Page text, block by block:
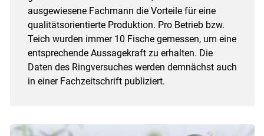
ausgewiesene Fachmann die Vorteile für eine
qualitätsorientierte Produktion. Pro Betrieb bzw.
Teich wurden immer 10 Fische gemessen, um eine
entsprechende Aussagekraft zu erhalten. Die
Daten des Ringversuches werden demnächst auch
in einer Fachzeitschrift publiziert.